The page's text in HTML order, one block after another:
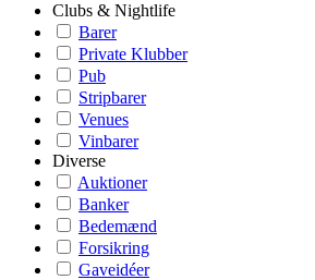
Clubs & Nightlife
Barer
Private Klubber
Pub
Stripbarer
Venues
Vinbarer
Diverse
Auktioner
Banker
Bedemænd
Forsikring
Gaveidéer